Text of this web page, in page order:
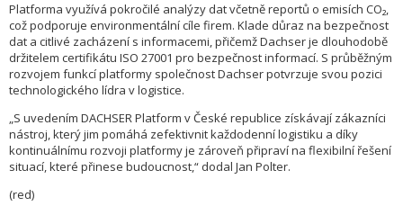
Platforma využívá pokročilé analýzy dat včetně reportů o emisích CO₂,
což podporuje environmentální cíle firem. Klade důraz na bezpečnost
dat a citlivé zacházení s informacemi, přičemž Dachser je dlouhodobě
držitelem certifikátu ISO 27001 pro bezpečnost informací. S průběžným
rozvojem funkcí platformy společnost Dachser potvrzuje svou pozici
technologického lídra v logistice.
„S uvedením DACHSER Platform v České republice získávají zákazníci
nástroj, který jim pomáhá zefektivnit každodenní logistiku a díky
kontinuálnímu rozvoji platformy je zároveň připraví na flexibilní řešení
situací, které přinese budoucnost,“ dodal Jan Polter.
(red)